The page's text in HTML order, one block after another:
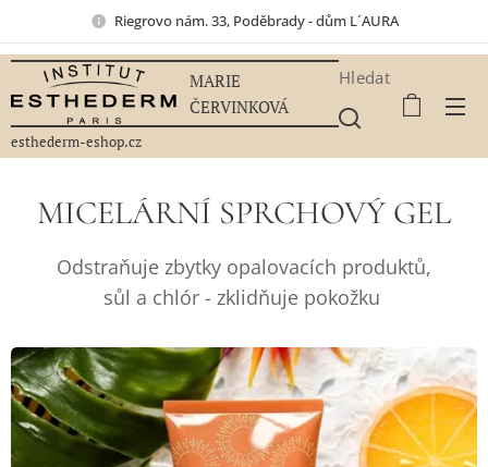
Riegrovo nám. 33, Poděbrady - dům L´AURA
MARIE
ČERVINKOVÁ
esthederm-eshop.cz
Hledat
MICELÁRNÍ SPRCHOVÝ GEL
Odstraňuje zbytky opalovacích produktů,
sůl a chlór - zklidňuje pokožku